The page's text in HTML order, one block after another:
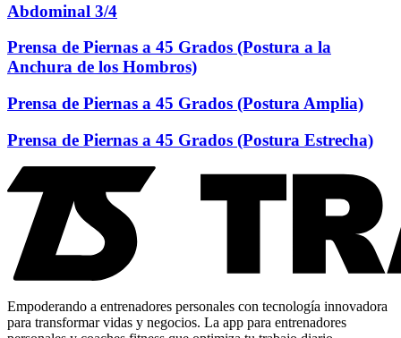
Abdominal 3/4
Prensa de Piernas a 45 Grados (Postura a la
Anchura de los Hombros)
Prensa de Piernas a 45 Grados (Postura Amplia)
Prensa de Piernas a 45 Grados (Postura Estrecha)
Empoderando a entrenadores personales con tecnología innovadora
para transformar vidas y negocios. La app para entrenadores